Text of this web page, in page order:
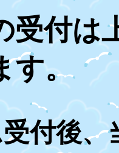
付は
す。
付後、